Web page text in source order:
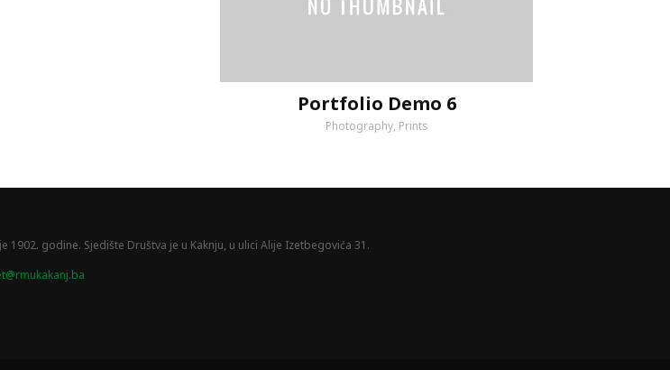
Portfolio Demo 6
Photography, Prints
1902. godine. Sjedište Društva je u Kaknju, u ulici Alije Izetbegovića 31.